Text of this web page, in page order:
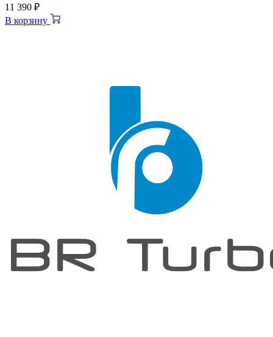
11 390 ₽
В корзину